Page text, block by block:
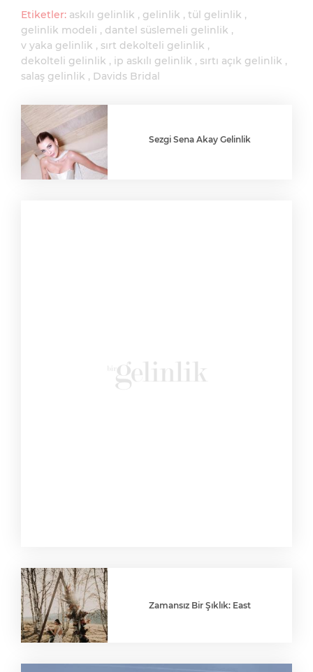
Etiketler: askılı gelinlik gelinlik
tül gelinlik
gelinlik modeli
dantel süslemeli gelinlik
v yaka gelinlik
sırt dekolteli gelinlik
dekolteli gelinlik
ip askılı gelinlik
sırtı açık gelinlik
salaş gelinlik
Davids Bridal
Sezgi Sena Akay Gelinlik
Zamansız Bir Şıklık: East